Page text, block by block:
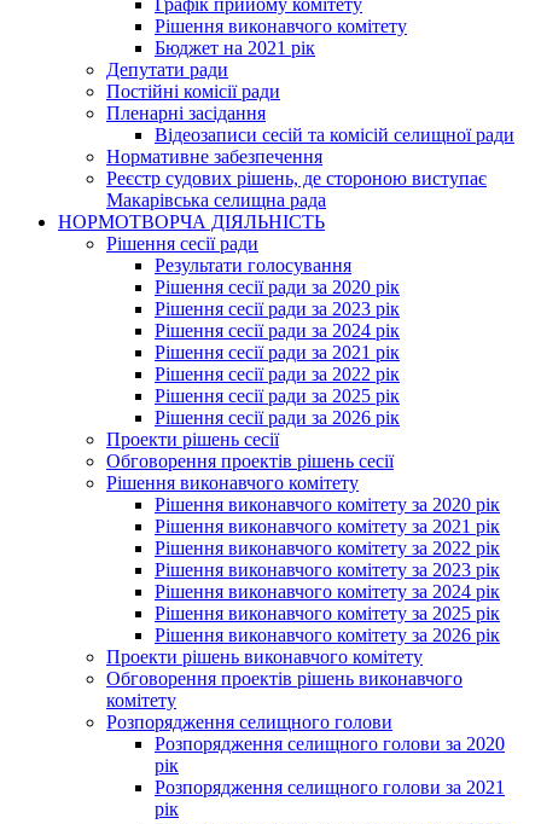
Графік прийому комітету
Рішення виконавчого комітету
Бюджет на 2021 рік
Депутати ради
Постійні комісії ради
Пленарні засідання
Відеозаписи сесій та комісій селищної ради
Нормативне забезпечення
Реєстр судових рішень, де стороною виступає
Макарівська селищна рада
НОРМОТВОРЧА ДІЯЛЬНІСТЬ
Рішення сесії ради
Результати голосування
Рішення сесії ради за 2020 рік
Рішення сесії ради за 2023 рік
Рішення сесії ради за 2024 рік
Рішення сесії ради за 2021 рік
Рішення сесії ради за 2022 рік
Рішення сесії ради за 2025 рік
Рішення сесії ради за 2026 рік
Проекти рішень сесії
Обговорення проектів рішень сесії
Рішення виконавчого комітету
Рішення виконавчого комітету за 2020 рік
Рішення виконавчого комітету за 2021 рік
Рішення виконавчого комітету за 2022 рік
Рішення виконавчого комітету за 2023 рік
Рішення виконавчого комітету за 2024 рік
Рішення виконавчого комітету за 2025 рік
Рішення виконавчого комітету за 2026 рік
Проекти рішень виконавчого комітету
Обговорення проектів рішень виконавчого
комітету
Розпорядження селищного голови
Розпорядження селищного голови за 2020
рік
Розпорядження селищного голови за 2021
рік